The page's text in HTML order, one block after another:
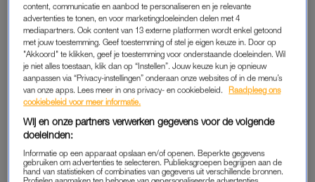
Zo geeft 37 procent van de jonge festivalgangers aan dat ze
één of meerdere festivals overslaan vanwege de gestegen
prijzen. Het festival dat het vaakst wordt overgeslagen, is
Lowlands: zij verhoogden dit jaar de prijs voor een ticket van
255 naar 300 euro. Nooit eerder kostte een kaartje zo veel.
Ook Pinkpop, Defqon, Awakenings en Down The Rabbit Hole
zijn volgens veel mensen te duur geworden.
DRUGSGEBRUIK
Festivalgangers die wel genoeg geld hebben voor een kaartje,
content, communicatie en aanbod te personaliseren en je relevante
advertenties te tonen, en voor marketingdoeleinden delen met 4
mediapartners. Ook content van 13 externe platformen wordt enkel getoond
met jouw toestemming. Geef toestemming of stel je eigen keuze in. Door op
"Akkoord" te klikken, geef je toestemming voor onderstaande doeleinden. Wil
je niet alles toestaan, klik dan op “Instellen”. Jouw keuze kun je opnieuw
aanpassen via “Privacy-instellingen” onderaan onze websites of in de menu’s
van onze apps. Lees meer in ons privacy- en cookiebeleid.
Raadpleeg ons
cookiebeleid voor meer informatie.
Wij en onze partners verwerken gegevens voor de volgende
doeleinden:
Informatie op een apparaat opslaan en/of openen. Beperkte gegevens
gebruiken om advertenties te selecteren. Publieksgroepen begrijpen aan de
hand van statistieken of combinaties van gegevens uit verschillende bronnen.